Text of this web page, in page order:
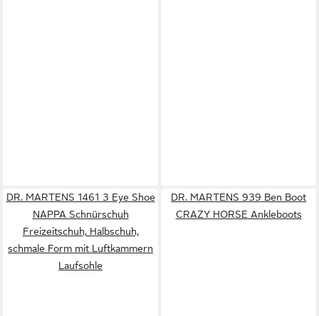
DR. MARTENS 1461 3 Eye Shoe
NAPPA Schnürschuh
Freizeitschuh, Halbschuh,
schmale Form mit Luftkammern
Laufsohle
DR. MARTENS 939 Ben Boot
CRAZY HORSE Ankleboots